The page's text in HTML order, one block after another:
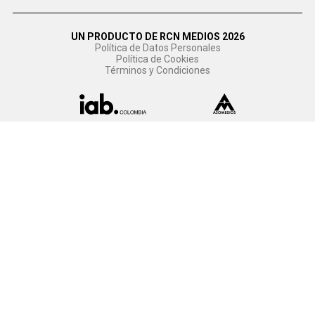
UN PRODUCTO DE RCN MEDIOS 2026
Política de Datos Personales
Política de Cookies
Términos y Condiciones